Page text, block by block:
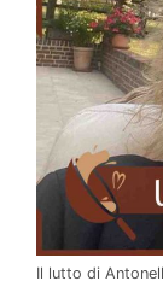
Il lutto di